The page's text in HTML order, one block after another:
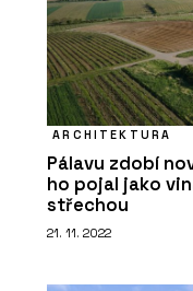
ARCHITEKTURA
Pálavu zdobí
ho pojal jako
střechou
21. 11. 2022